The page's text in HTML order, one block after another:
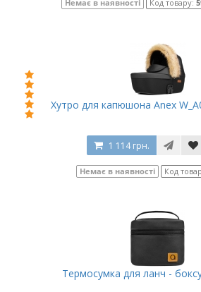
Немає в наявності Код товару:
Хутро для капюшона Anex
1 114 грн.
Немає в наявності Код
Термосумка для ланч -